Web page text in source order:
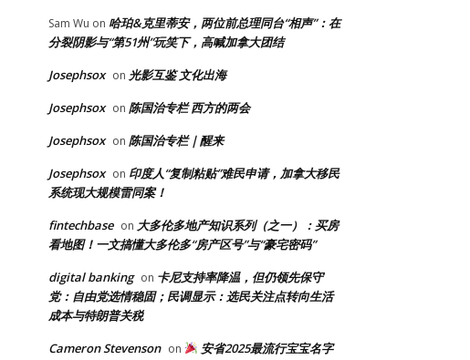
Sam Wu on 哈珀&克里蒂安，两位前总理同台“相声”：在
分裂阴影与“第51州”玩笑下，高喊加拿大团结
Josephsox on 光影互鉴 文化出海
Josephsox on 陈国治专栏 西方的两会
Josephsox on 陈国治专栏｜醒来
Josephsox on 印度人“复制粘贴”难民申请，加拿大移民
系统现大规模雷同案！
fintechbase on 大多伦多地产知识系列（之一）：买房
看地图！一文搞懂大多伦多“房产区号”与“豪宅密码”
digital banking on 卡尼支持率降温，但仍领先保守
党：自由党选情稳固；民调显示：选民关注点转向生活
成本与特朗普关税
Cameron Stevenson on
安省2025最流行宝宝名字